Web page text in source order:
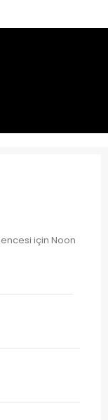
için Noon